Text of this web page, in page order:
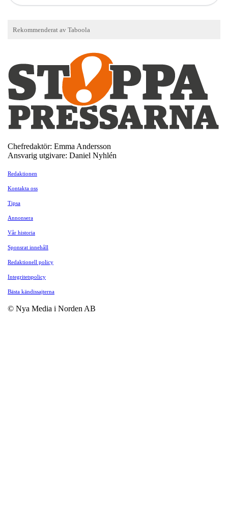
Chefredaktör: Emma Andersson
Ansvarig utgivare: Daniel Nyhlén
Redaktionen
Kontakta oss
Tipsa
Annonsera
Vår historia
Sponsrat innehåll
Redaktionell policy
Integritetspolicy
Bästa kändissajterna
© Nya Media i Norden AB